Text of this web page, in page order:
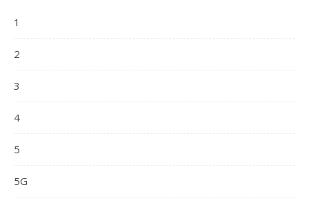
1
2
3
4
5
5G